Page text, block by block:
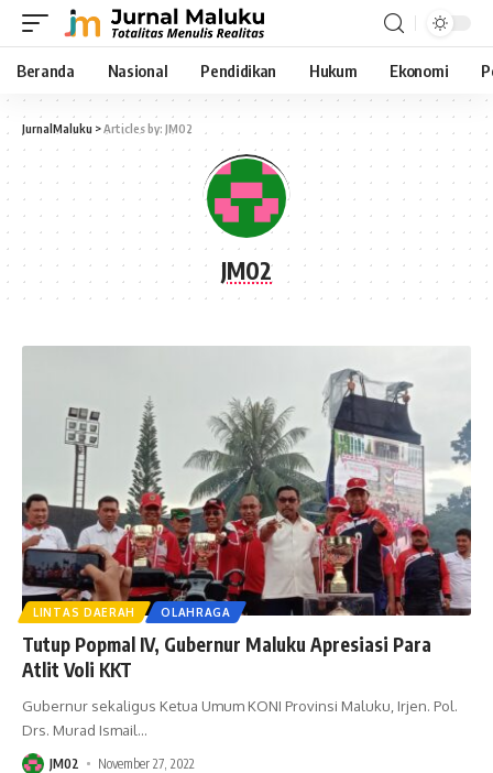
Beranda Nasional Pendidikan Hukum Ekonomi
JurnalMaluku >Articles by: JM02
JM02
LINTAS DAERAH OLAHRAGA
Tutup Popmal IV, Gubernur Maluku Apresiasi Para
Atlit Voli KKT
Gubernur sekaligus Ketua Umum KONI Provinsi Maluku, Irjen. Pol.
Drs. Murad Ismail…
JM02 November 27, 2022